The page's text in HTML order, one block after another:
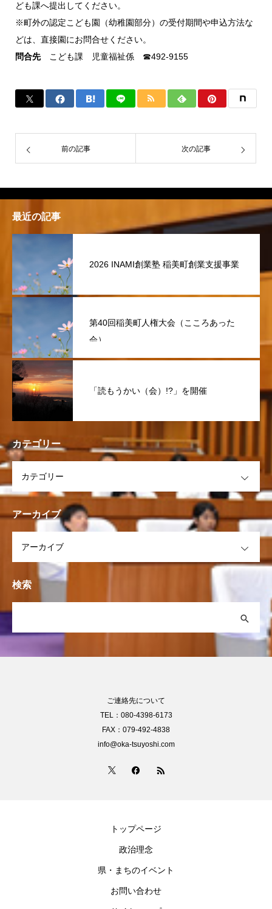
ども課へ提出してください。
※町外の認定こども園（幼稚園部分）の受付期間や申込方法な
どは、直接園にお問合せください。
問合先こども課 児童福祉係 ☎492-9155
前の記事 次の記事
最近の記事
2026 INAMI創業塾 稲美町創業支援事業
第40回稲美町人権大会（こころあった
会）
「読もうかい（会）!?」を開催
カテゴリー
アーカイブ
検索
ご連絡先について
TEL：080-4398-6173
FAX：079-492-4838
info@oka-tsuyoshi.com
トップページ
政治理念
県・まちのイベント
お問い合わせ